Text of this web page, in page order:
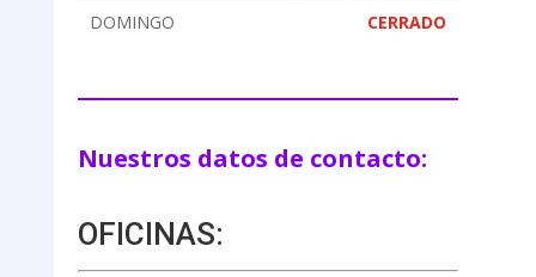
DOMINGO CERRADO
Nuestros datos de contacto:
OFICINAS: